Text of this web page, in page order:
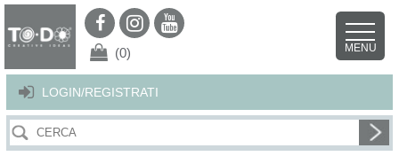
Per offrirti il miglior servizio possibile questo sito utilizza i cookies.
Continuando la navigazione nel sito autorizzi l’uso dei cookies. Per ulteriori
LOGIN/REGISTRATI
(0) MENU